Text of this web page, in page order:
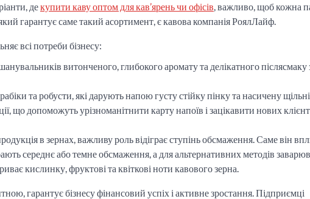
декупити каву оптом для кав’ярень чи офісів, важливо, щоб кожна
гарантує саме такий асортимент, є кавова компанія РоялЛайф.
всі потреби бізнесу:
витонченого, глибокого аромату та делікатного післясмаку
та робусти, які дарують напою густу стійку пінку та насичену
що допоможуть урізноманітнити карту напоїв і зацікавити нових
в зернах, важливу роль відіграє ступінь обсмаження. Саме він
середнє або темне обсмаження, а для альтернативних методів
кислинку, фруктові та квіткові ноти кавового зерна.
гарантує бізнесу фінансовий успіх і активне зростання. Підприємці